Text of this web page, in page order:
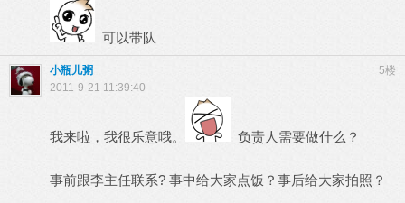
可以带队
5楼
小瓶儿粥
2011-9-21 11:39:40
我来啦，我很乐意哦。 负责人需要做什么？
事前跟李主任联系? 事中给大家点饭？事后给大家拍照？